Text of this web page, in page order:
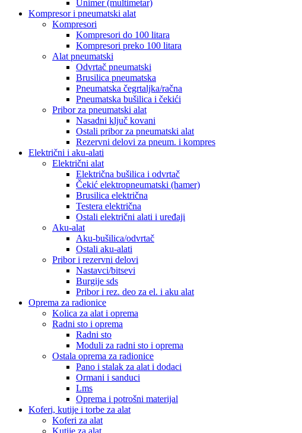
Unimer (multimetar)
Kompresor i pneumatski alat
Kompresori
Kompresori do 100 litara
Kompresori preko 100 litara
Alat pneumatski
Odvrtač pneumatski
Brusilica pneumatska
Pneumatska čegrtaljka/račna
Pneumatska bušilica i čekići
Pribor za pneumatski alat
Nasadni ključ kovani
Ostali pribor za pneumatski alat
Rezervni delovi za pneum. i kompres
Električni i aku-alati
Električni alat
Električna bušilica i odvrtač
Čekić elektropneumatski (hamer)
Brusilica električna
Testera električna
Ostali električni alati i uređaji
Aku-alat
Aku-bušilica/odvrtač
Ostali aku-alati
Pribor i rezervni delovi
Nastavci/bitsevi
Burgije sds
Pribor i rez. deo za el. i aku alat
Oprema za radionice
Kolica za alat i oprema
Radni sto i oprema
Radni sto
Moduli za radni sto i oprema
Ostala oprema za radionice
Pano i stalak za alat i dodaci
Ormani i sanduci
Lms
Oprema i potrošni materijal
Koferi, kutije i torbe za alat
Koferi za alat
Kutije za alat